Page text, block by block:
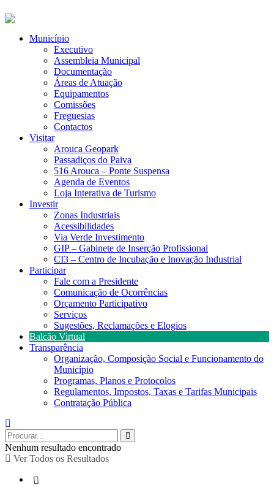
Município
Executivo
Assembleia Municipal
Documentação
Áreas de Atuação
Equipamentos
Comissões
Freguesias
Contactos
Visitar
Arouca Geopark
Passadiços do Paiva
516 Arouca – Ponte Suspensa
Agenda de Eventos
Loja Interativa de Turismo
Investir
Zonas Industriais
Acessibilidades
Via Verde Investimento
GIP – Gabinete de Inserção Profissional
CI3 – Centro de Incubação e Inovação Industrial
Participar
Fale com a Presidente
Comunicação de Ocorrências
Orçamento Participativo
Serviços
Sugestões, Reclamações e Elogios
Balcão Virtual
Transparência
Organização, Composição Social e Funcionamento do
Município
Programas, Planos e Protocolos
Regulamentos, Impostos, Taxas e Tarifas Municipais
Contratação Pública
Nenhum resultado encontrado
Ver Todos os Resultados